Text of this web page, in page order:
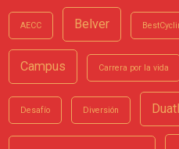
AECC Belver
Campus Carrera por la vida
Desafío Diversión